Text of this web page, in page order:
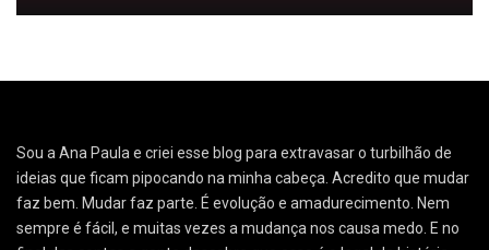
Sou a Ana Paula e criei esse blog para extravasar o turbilhão de
ideias que ficam pipocando na minha cabeça. Acredito que mudar
faz bem. Mudar faz parte. É evolução e amadurecimento. Nem
sempre é fácil, e muitas vezes a mudança nos causa medo. E no